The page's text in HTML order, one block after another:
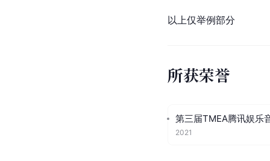
以上仅举例部分
所获荣誉
第三届TMEA腾讯娱乐
2021